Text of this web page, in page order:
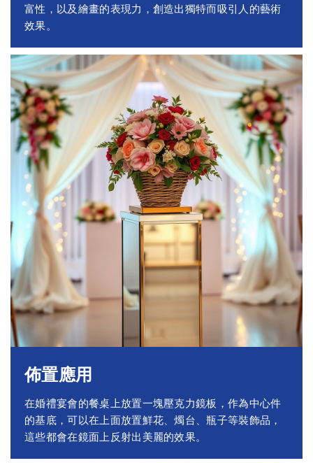
富性，以及繪畫的表現力，創造出獨特而吸引人的藝術
效果。
佈置應用
在婚禮宴會的餐桌上放置一塊壓克力鏡板，作為中心件
的基底，可以在上面放置鮮花、燭台、瓶子等裝飾品，
這些都會在鏡面上反射出美麗的效果。